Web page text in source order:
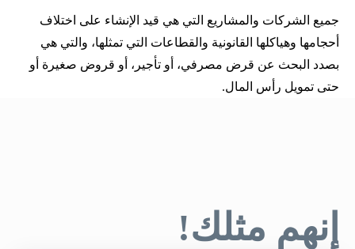
جميع الشركات والمشاريع التي هي قيد الإنشاء على اختلاف
أحجامها وهياكلها القانونية والقطاعات التي تمثلها، والتي هي
بصدد البحث عن قرض مصرفي، أو تأجير، أو قروض صغيرة أو
حتى تمويل رأس المال.
إنهم مثلك!